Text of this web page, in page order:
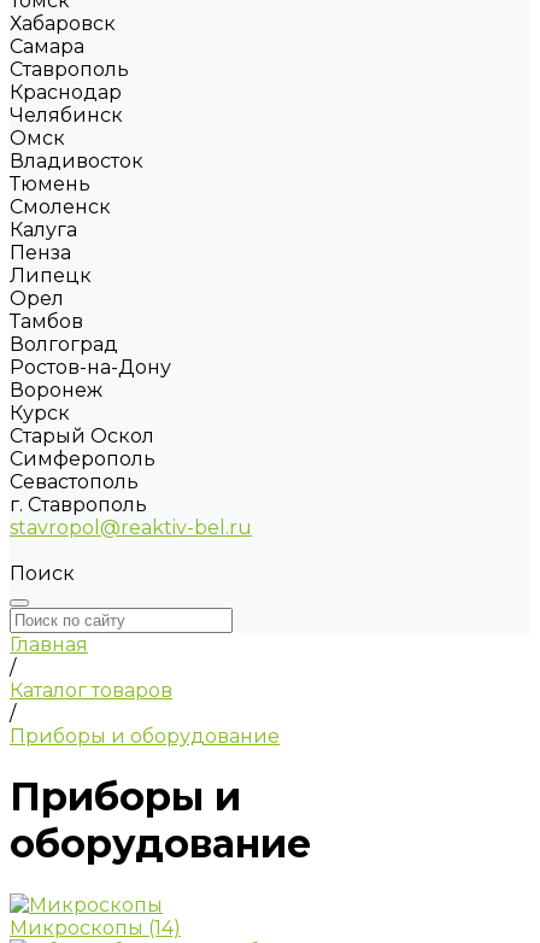
Хабаровск
Самара
Ставрополь
Краснодар
Челябинск
Омск
Владивосток
Тюмень
Смоленск
Калуга
Пенза
Липецк
Орел
Тамбов
Волгоград
Ростов-на-Дону
Воронеж
Курск
Старый Оскол
Симферополь
Севастополь
г. Ставрополь
stavropol@reaktiv-bel.ru
Поиск
Главная
/
Каталог товаров
/
Приборы и оборудование
Приборы и
оборудование
Микроскопы (14)